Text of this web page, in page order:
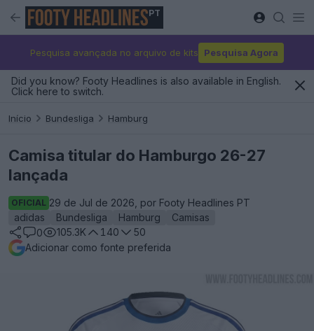
PT
Pesquisa avançada no arquivo de kits Pesquisa Agora
Did you know? Footy Headlines is also available in English.
Click here to switch.
Início Bundesliga Hamburg
Camisa titular do Hamburgo 26-27
lançada
OFICIAL 29 de Jul de 2026, por Footy Headlines PT
adidas
Bundesliga Hamburg
Camisas
0
105.3K 140
50
Adicionar como fonte preferida